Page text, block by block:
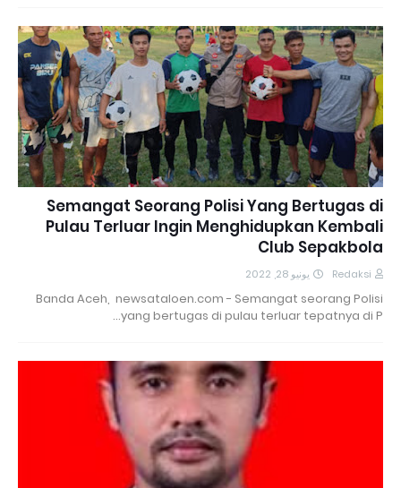
Semangat Seorang Polisi Yang Bertugas di
Pulau Terluar Ingin Menghidupkan Kembali
Club Sepakbola
Redaksi يونيو 28, 2022
Banda Aceh, newsataloen.com - Semangat seorang Polisi
yang bertugas di pulau terluar tepatnya di P…